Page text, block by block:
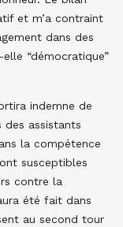
et m’a contraint
dans des
“démocratique”
indemne de
des assistants
la compétence
susceptibles
contre la
été fait dans
au second tour